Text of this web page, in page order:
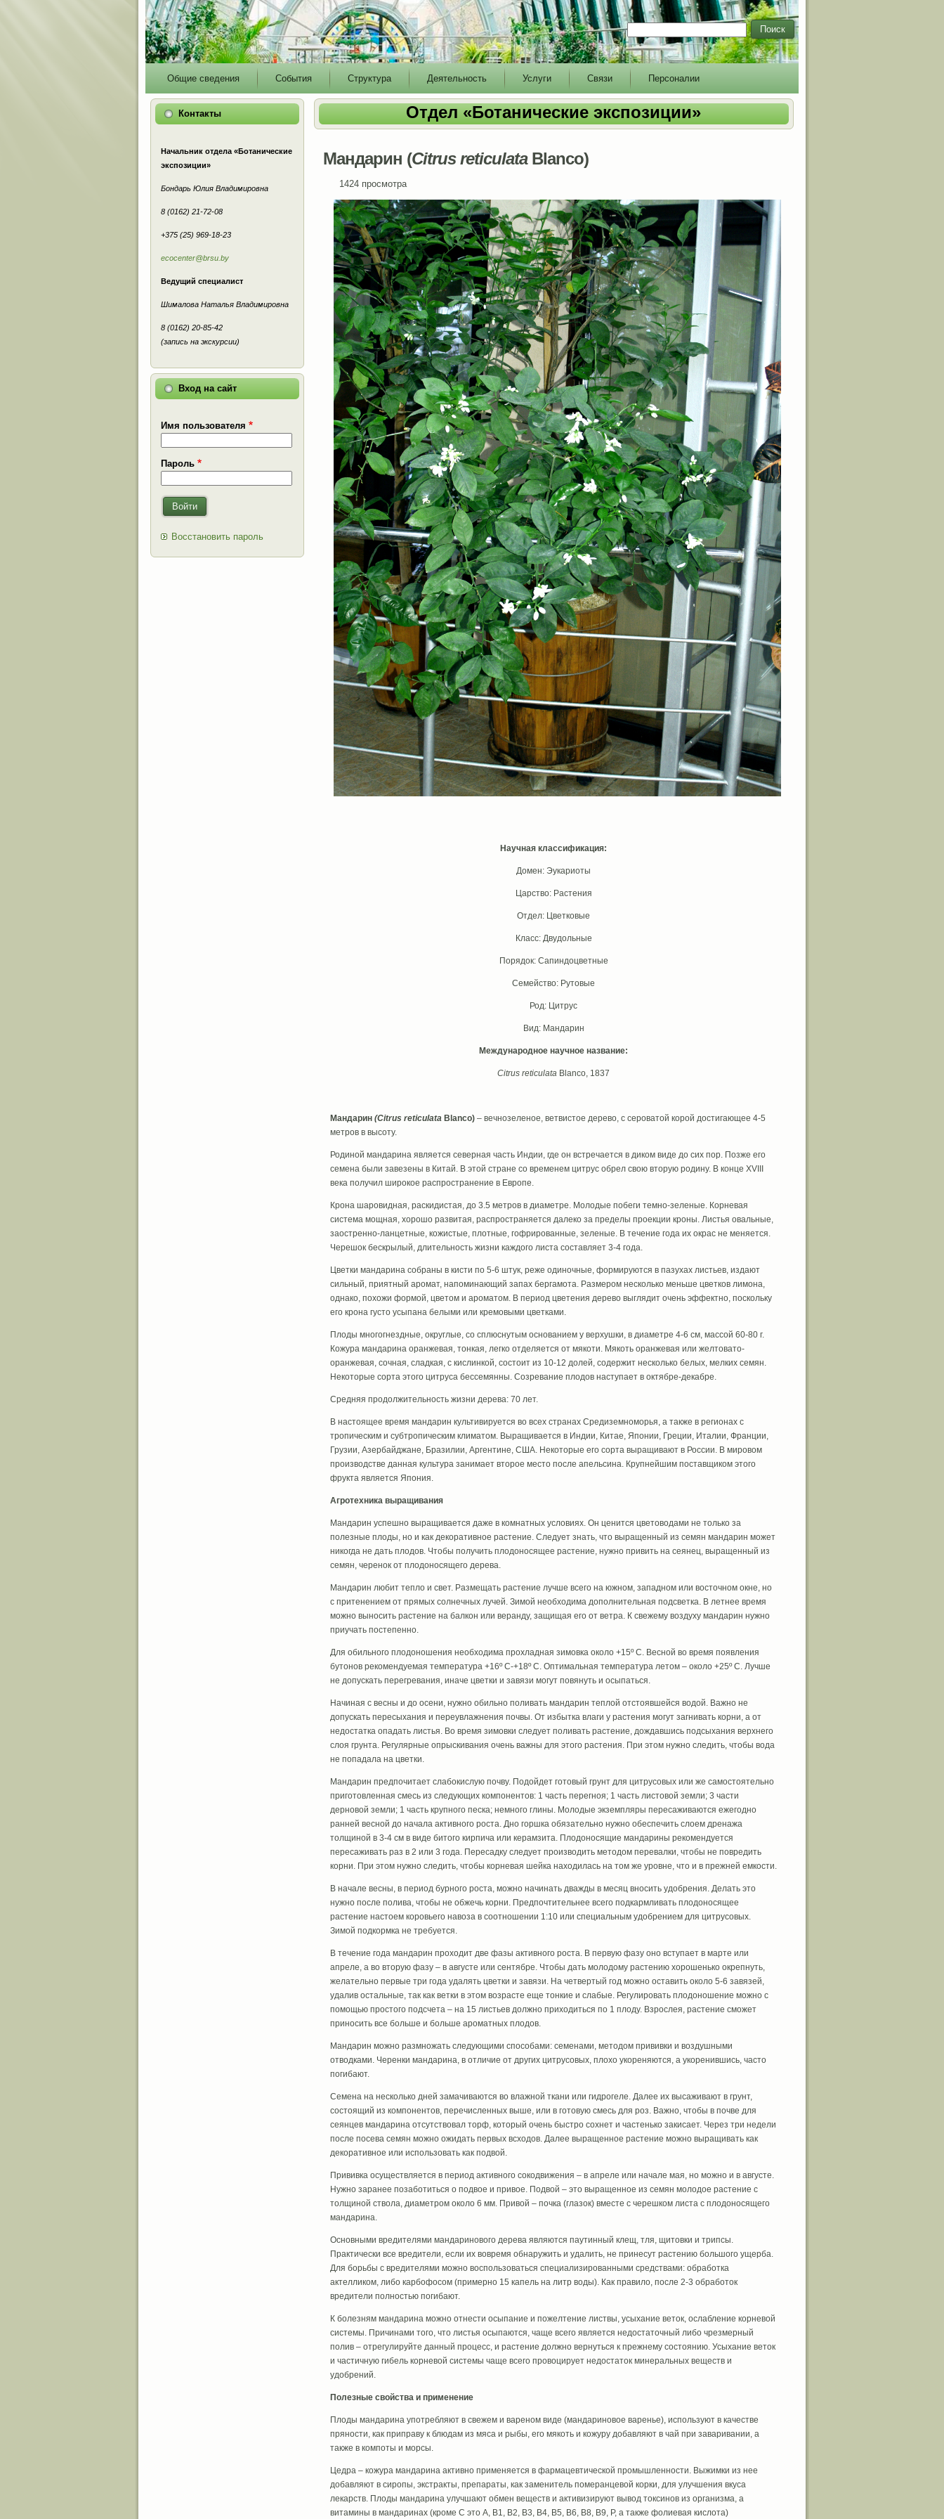
Поиск
Main
menu
Общие сведения События Структура Деятельность Услуги Связи Персоналии
Контакты
Начальник отдела «Ботанические
экспозиции»
Бондарь Юлия Владимировна
8 (0162) 21-72-08
+375 (25) 969-18-23
ecocenter@brsu.by
Ведущий специалист
Шималова Наталья Владимировна
8 (0162) 20-85-42
(запись на экскурсии)
Вход на сайт
Имя пользователя
Пароль
Войти
Восстановить пароль
Отдел «Ботанические экспозиции»
Мандарин (Citrus reticulataBlanco)
1424 просмотра
Научная классификация:
Домен: Эукариоты
Царство: Растения
Отдел: Цветковые
Класс: Двудольные
Порядок: Сапиндоцветные
Семейство: Рутовые
Род: Цитрус
Вид: Мандарин
Международное научное название:
Citrus reticulata Blanco, 1837
Мандарин(Citrus reticulataBlanco)– вечнозеленое, ветвистое дерево, с сероватой корой достигающее 4-5
метров в высоту.
Родиной мандарина является северная часть Индии, где он встречается в диком виде до сих пор. Позже его
семена были завезены в Китай. В этой стране со временем цитрус обрел свою вторую родину. В конце XVIII
века получил широкое распространение в Европе.
Крона шаровидная, раскидистая, до 3.5 метров в диаметре. Молодые побеги темно-зеленые. Корневая
система мощная, хорошо развитая, распространяется далеко за пределы проекции кроны. Листья овальные,
заостренно-ланцетные, кожистые, плотные, гофрированные, зеленые. В течение года их окрас не меняется.
Черешок бескрылый, длительность жизни каждого листа составляет 3-4 года.
Цветки мандарина собраны в кисти по 5-6 штук, реже одиночные, формируются в пазухах листьев, издают
сильный, приятный аромат, напоминающий запах бергамота. Размером несколько меньше цветков лимона,
однако, похожи формой, цветом и ароматом. В период цветения дерево выглядит очень эффектно, поскольку
его крона густо усыпана белыми или кремовыми цветками.
Плоды многогнездные, округлые, со сплюснутым основанием у верхушки, в диаметре 4-6 см, массой 60-80 г.
Кожура мандарина оранжевая, тонкая, легко отделяется от мякоти. Мякоть оранжевая или желтовато-
оранжевая, сочная, сладкая, с кислинкой, состоит из 10-12 долей, содержит несколько белых, мелких семян.
Некоторые сорта этого цитруса бессемянны. Созревание плодов наступает в октябре-декабре.
Средняя продолжительность жизни дерева: 70 лет.
В настоящее время мандарин культивируется во всех странах Средиземноморья, а также в регионах с
тропическим и субтропическим климатом. Выращивается в Индии, Китае, Японии, Греции, Италии, Франции,
Грузии, Азербайджане, Бразилии, Аргентине, США. Некоторые его сорта выращивают в России. В мировом
производстве данная культура занимает второе место после апельсина. Крупнейшим поставщиком этого
фрукта является Япония.
Агротехника выращивания
Мандарин успешно выращивается даже в комнатных условиях. Он ценится цветоводами не только за
полезные плоды, но и как декоративное растение. Следует знать, что выращенный из семян мандарин может
никогда не дать плодов. Чтобы получить плодоносящее растение, нужно привить на сеянец, выращенный из
семян, черенок от плодоносящего дерева.
Мандарин любит тепло и свет. Размещать растение лучше всего на южном, западном или восточном окне, но
с притенением от прямых солнечных лучей. Зимой необходима дополнительная подсветка. В летнее время
можно выносить растение на балкон или веранду, защищая его от ветра. К свежему воздуху мандарин нужно
приучать постепенно.
Для обильного плодоношения необходима прохладная зимовка около +15º C. Весной во время появления
бутонов рекомендуемая температура +16º C-+18º C. Оптимальная температура летом – около +25º C. Лучше
не допускать перегревания, иначе цветки и завязи могут повянуть и осыпаться.
Начиная с весны и до осени, нужно обильно поливать мандарин теплой отстоявшейся водой. Важно не
допускать пересыхания и переувлажнения почвы. От избытка влаги у растения могут загнивать корни, а от
недостатка опадать листья. Во время зимовки следует поливать растение, дождавшись подсыхания верхнего
слоя грунта. Регулярные опрыскивания очень важны для этого растения. При этом нужно следить, чтобы вода
не попадала на цветки.
Мандарин предпочитает слабокислую почву. Подойдет готовый грунт для цитрусовых или же самостоятельно
приготовленная смесь из следующих компонентов: 1 часть перегноя; 1 часть листовой земли; 3 части
дерновой земли; 1 часть крупного песка; немного глины. Молодые экземпляры пересаживаются ежегодно
ранней весной до начала активного роста. Дно горшка обязательно нужно обеспечить слоем дренажа
толщиной в 3-4 см в виде битого кирпича или керамзита. Плодоносящие мандарины рекомендуется
пересаживать раз в 2 или 3 года. Пересадку следует производить методом перевалки, чтобы не повредить
корни. При этом нужно следить, чтобы корневая шейка находилась на том же уровне, что и в прежней емкости.
В начале весны, в период бурного роста, можно начинать дважды в месяц вносить удобрения. Делать это
нужно после полива, чтобы не обжечь корни. Предпочтительнее всего подкармливать плодоносящее
растение настоем коровьего навоза в соотношении 1:10 или специальным удобрением для цитрусовых.
Зимой подкормка не требуется.
В течение года мандарин проходит две фазы активного роста. В первую фазу оно вступает в марте или
апреле, а во вторую фазу – в августе или сентябре. Чтобы дать молодому растению хорошенько окрепнуть,
желательно первые три года удалять цветки и завязи. На четвертый год можно оставить около 5-6 завязей,
удалив остальные, так как ветки в этом возрасте еще тонкие и слабые. Регулировать плодоношение можно с
помощью простого подсчета – на 15 листьев должно приходиться по 1 плоду. Взрослея, растение сможет
приносить все больше и больше ароматных плодов.
Мандарин можно размножать следующими способами: семенами, методом прививки и воздушными
отводками. Черенки мандарина, в отличие от других цитрусовых, плохо укореняются, а укоренившись, часто
погибают.
Семена на несколько дней замачиваются во влажной ткани или гидрогеле. Далее их высаживают в грунт,
состоящий из компонентов, перечисленных выше, или в готовую смесь для роз. Важно, чтобы в почве для
сеянцев мандарина отсутствовал торф, который очень быстро сохнет и частенько закисает. Через три недели
после посева семян можно ожидать первых всходов. Далее выращенное растение можно выращивать как
декоративное или использовать как подвой.
Прививка осуществляется в период активного сокодвижения – в апреле или начале мая, но можно и в августе.
Нужно заранее позаботиться о подвое и привое. Подвой – это выращенное из семян молодое растение с
толщиной ствола, диаметром около 6 мм. Привой – почка (глазок) вместе с черешком листа с плодоносящего
мандарина.
Основными вредителями мандаринового дерева являются паутинный клещ, тля, щитовки и трипсы.
Практически все вредители, если их вовремя обнаружить и удалить, не принесут растению большого ущерба.
Для борьбы с вредителями можно воспользоваться специализированными средствами: обработка
актелликом, либо карбофосом (примерно 15 капель на литр воды). Как правило, после 2-3 обработок
вредители полностью погибают.
К болезням мандарина можно отнести осыпание и пожелтение листвы, усыхание веток, ослабление корневой
системы. Причинами того, что листья осыпаются, чаще всего является недостаточный либо чрезмерный
полив – отрегулируйте данный процесс, и растение должно вернуться к прежнему состоянию. Усыхание веток
и частичную гибель корневой системы чаще всего провоцирует недостаток минеральных веществ и
удобрений.
Полезные свойства и применение
Плоды мандарина употребляют в свежем и вареном виде (мандариновое варенье), используют в качестве
пряности, как приправу к блюдам из мяса и рыбы, его мякоть и кожуру добавляют в чай при заваривании, а
также в компоты и морсы.
Цедра – кожура мандарина активно применяется в фармацевтической промышленности. Выжимки из нее
добавляют в сиропы, экстракты, препараты, как заменитель померанцевой корки, для улучшения вкуса
лекарств. Плоды мандарина улучшают обмен веществ и активизируют вывод токсинов из организма, а
витамины в мандаринах (кроме С это A, B1, B2, B3, B4, B5, B6, B8, B9, P, а также фолиевая кислота)